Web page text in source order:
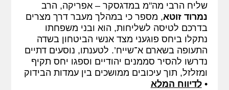
שליח הרבי מה"מ במדגסקר – אפריקה, הרב
נמרוד זוטא, מספר כי במהלך מעבר דרך מצרים
בדרכם לטיסה לשליחות, הוא ובני משפחתו
נתקלו ביחס פוגעני מצד אנשי הביטחון בשדה
התעופה בשארם א־שייח’. לטענתו, נוסעים דתיים
נדרשו להסיר סממנים יהודיים וספגו יחס תקיף
ומזלזל, תוך עיכובים ממושכים בין עמדות הבידוק
•לדיווח המלא